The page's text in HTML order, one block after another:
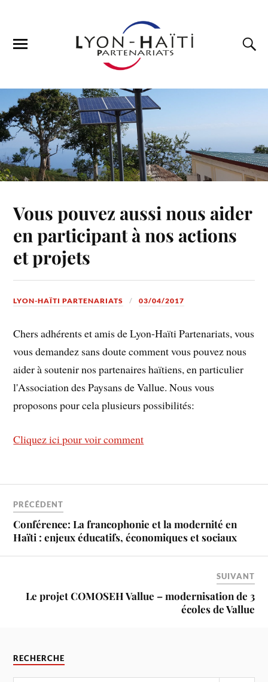
Vous pouvez aussi nous aider
en participant à nos actions
et projets
LYON-HAÏTI PARTENARIATS 03/04/2017
Chers adhérents et amis de Lyon-Haïti Partenariats, vous
vous demandez sans doute comment vous pouvez nous
aider à soutenir nos partenaires haïtiens, en particulier
l'Association des Paysans de Vallue. Nous vous
proposons pour cela plusieurs possibilités:
Cliquez ici pour voir comment
PRÉCÉDENT
Conférence: La francophonie et la modernité en
Haïti : enjeux éducatifs, économiques et sociaux
SUIVANT
Le projet COMOSEH Vallue – modernisation de 3
écoles de Vallue
RECHERCHE